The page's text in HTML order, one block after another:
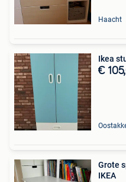
Haacht
Ikea
€
Grote
IKEA